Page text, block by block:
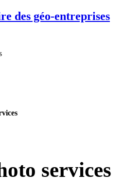
des géo-entreprises
services